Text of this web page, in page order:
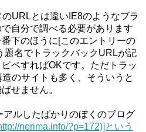
URLとは違いIE8のようなブラ
自分で調べる必要があります
下のほうに[このエントリーの
題名でトラックバックURLが記
ペすればOKです。ただトラッ
のサイトも多く、そういうと
せません。
ルしたばかりのぼくのブログ
nerima.info/?p=172)]という